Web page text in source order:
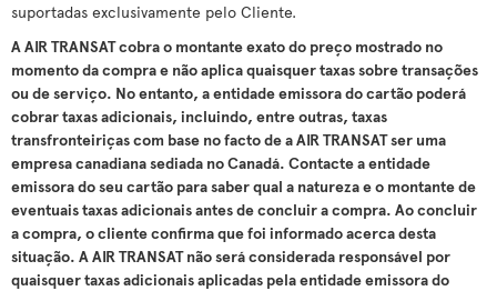
suportadas exclusivamente pelo Cliente.
A AIR TRANSAT cobra o montante exato do preço mostrado no
momento da compra e não aplica quaisquer taxas sobre transações
ou de serviço. No entanto, a entidade emissora do cartão poderá
cobrar taxas adicionais, incluindo, entre outras, taxas
transfronteiriças com base no facto de a AIR TRANSAT ser uma
empresa canadiana sediada no Canadá. Contacte a entidade
emissora do seu cartão para saber qual a natureza e o montante de
eventuais taxas adicionais antes de concluir a compra. Ao concluir
a compra, o cliente confirma que foi informado acerca desta
situação. A AIR TRANSAT não será considerada responsável por
quaisquer taxas adicionais aplicadas pela entidade emissora do